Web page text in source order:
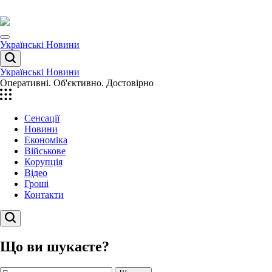
до
вмісту
Menu
Українські Новини
Пошук
Українські Новини
Оперативні. Об'єктивно. Достовірно
Сенсації
Новини
Економіка
Військове
Корупція
Відео
Гроші
Контакти
Пошук
Що ви шукаєте?